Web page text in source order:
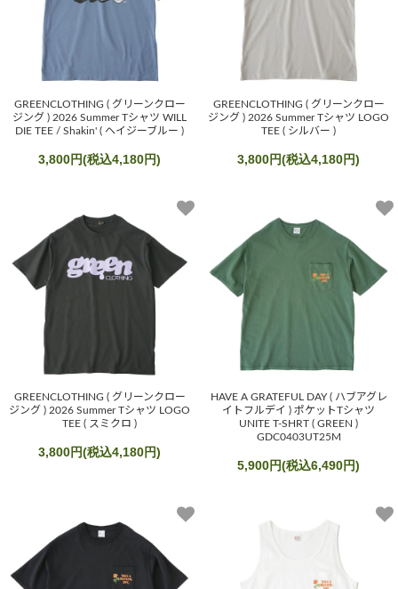
GREENCLOTHING ( グリーンクロー
ジング ) 2026 Summer Tシャツ WILL
DIE TEE / Shakin' ( ヘイジーブルー )
3,800円(税込4,180円)
GREENCLOTHING ( グリーンクロー
ジング ) 2026 Summer Tシャツ LOGO
TEE ( シルバー )
3,800円(税込4,180円)
GREENCLOTHING ( グリーンクロー
ジング ) 2026 Summer Tシャツ LOGO
TEE ( スミクロ )
3,800円(税込4,180円)
HAVE A GRATEFUL DAY ( ハブアグレ
イトフルデイ ) ポケットTシャツ
UNITE T-SHRT ( GREEN )
GDC0403UT25M
5,900円(税込6,490円)